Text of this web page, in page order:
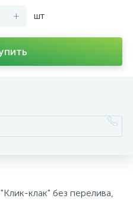
+ шт
клак" без перелива,